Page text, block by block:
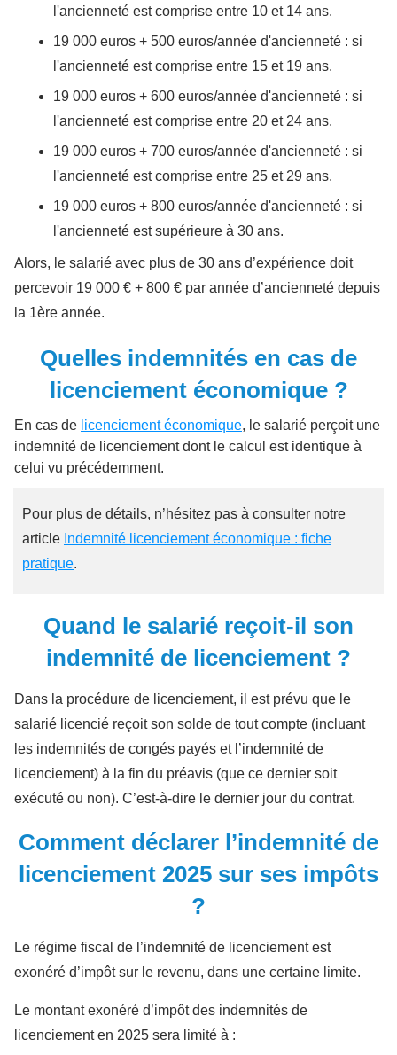
l'ancienneté est comprise entre 10 et 14 ans.
19 000 euros + 500 euros/année d'ancienneté : si
l'ancienneté est comprise entre 15 et 19 ans.
19 000 euros + 600 euros/année d'ancienneté : si
l'ancienneté est comprise entre 20 et 24 ans.
19 000 euros + 700 euros/année d'ancienneté : si
l'ancienneté est comprise entre 25 et 29 ans.
19 000 euros + 800 euros/année d'ancienneté : si
l'ancienneté est supérieure à 30 ans.
Alors, le salarié avec plus de 30 ans d’expérience doit
percevoir 19 000 € + 800 € par année d’ancienneté depuis
la 1ère année.
Quelles indemnités en cas de
licenciement économique ?
En cas de licenciement économique, le salarié perçoit une
indemnité de licenciement dont le calcul est identique à
celui vu précédemment.
Pour plus de détails, n’hésitez pas à consulter notre
article Indemnité licenciement économique : fiche
pratique.
Quand le salarié reçoit-il son
indemnité de licenciement ?
Dans la procédure de licenciement, il est prévu que le
salarié licencié reçoit son solde de tout compte (incluant
les indemnités de congés payés et l’indemnité de
licenciement) à la fin du préavis (que ce dernier soit
exécuté ou non). C’est-à-dire le dernier jour du contrat.
Comment déclarer l’indemnité de
licenciement 2025 sur ses impôts
?
Le régime fiscal de l’indemnité de licenciement est
exonéré d’impôt sur le revenu, dans une certaine limite.
Le montant exonéré d’impôt des indemnités de
licenciement en 2025 sera limité à :